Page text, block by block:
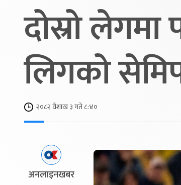
दोस्रो लेगमा
लिगको
२०८२ वैशाख ३ गते ८:४०
अनलाइनखबर